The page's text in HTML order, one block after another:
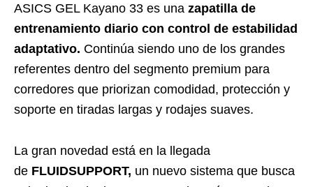
ASICS GEL Kayano 33 es una zapatilla de
entrenamiento diario con control de estabilidad
adaptativo. Continúa siendo uno de los grandes
referentes dentro del segmento premium para
corredores que priorizan comodidad, protección y
soporte en tiradas largas y rodajes suaves.
La gran novedad está en la llegada
de FLUIDSUPPORT, un nuevo sistema que busca